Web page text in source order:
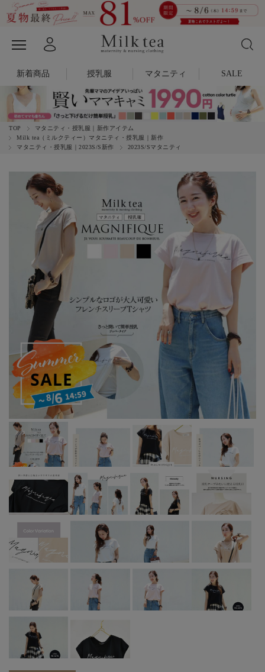
新着商品 授乳服 マタニティ SALE
TOP
マタニティ・授乳服｜新作アイテム
Milk tea（ミルクティー）マタニティ・授乳服｜新作
マタニティ・授乳服｜2023S/S新作
2023S/Sマタニティ